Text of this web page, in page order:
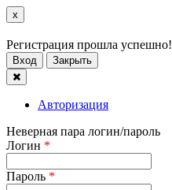
x
Регистрация прошла успешно!
Вход Закрыть
Авторизация
Неверная пара логин/пароль
Логин *
Пароль *